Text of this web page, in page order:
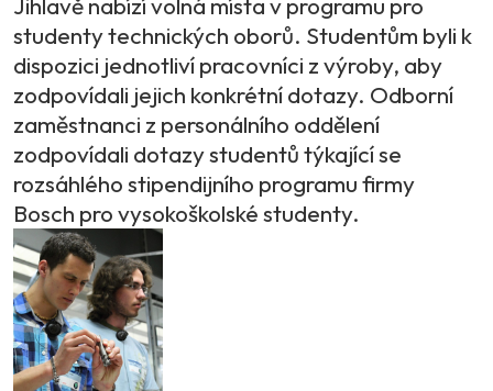
studenty technických oborů. Studentům byli k
dispozici jednotliví pracovníci z výroby, aby
zodpovídali jejich konkrétní dotazy. Odborní
zaměstnanci z personálního oddělení
zodpovídali dotazy studentů týkající se
rozsáhlého stipendijního programu firmy
Bosch pro vysokoškolské studenty.